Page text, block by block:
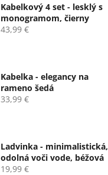
Kabelkový 4 set - lesklý s
monogramom, čierny
43,99 €
Kabelka - elegancy na
rameno šedá
33,99 €
Ladvinka - minimalistická,
odolná voči vode, béžová
19,99 €